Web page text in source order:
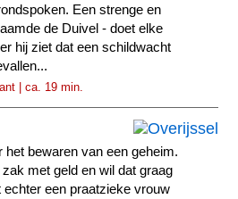
Een strenge en
de Duivel - doet elke
hij ziet dat een schildwacht
| ca. 19 min.
het bewaren van een geheim.
met geld en wil dat graag
echter een praatzieke vrouw